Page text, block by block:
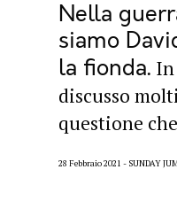
Nella
siamo
la fionda
discusso
questione
28 Febbraio 2021 SUNDAY